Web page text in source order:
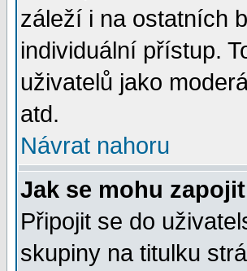
záleží i na ostatních
individuální přístup.
uživatelů jako
atd.
Návrat nahoru
Jak se mohu
Připojit se do
skupiny na titulku